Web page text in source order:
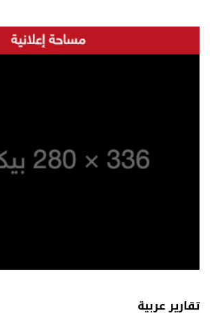
تقارير عربية